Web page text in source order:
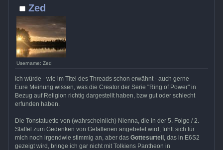
Zed
Username: Zed
Ich würde - wie im Titel des Threads schon erwähnt - auch gerne
Eure Meinung wissen, was die Creator der Serie "Ring of Power" in
Bezug auf Religion richtig dargestellt haben, bzw gut oder schlecht
erfunden haben.
Die Tonstatuette von (wahrscheinlich) Nienna, die in der 5. Folge / 2.
Staffel zum Gedenken von Gefallenen angebetet wird, fühlt sich für
mich noch irgendwie stimmig an, aber das Gottesurteil, das in E6S2
gezeigt wird, bringe ich gar nicht mit Tolkiens Pantheon in